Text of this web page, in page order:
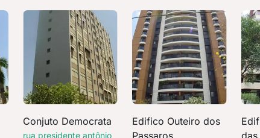
Conjuto Democrata
rua presidente antônio
Edifico Outeiro dos